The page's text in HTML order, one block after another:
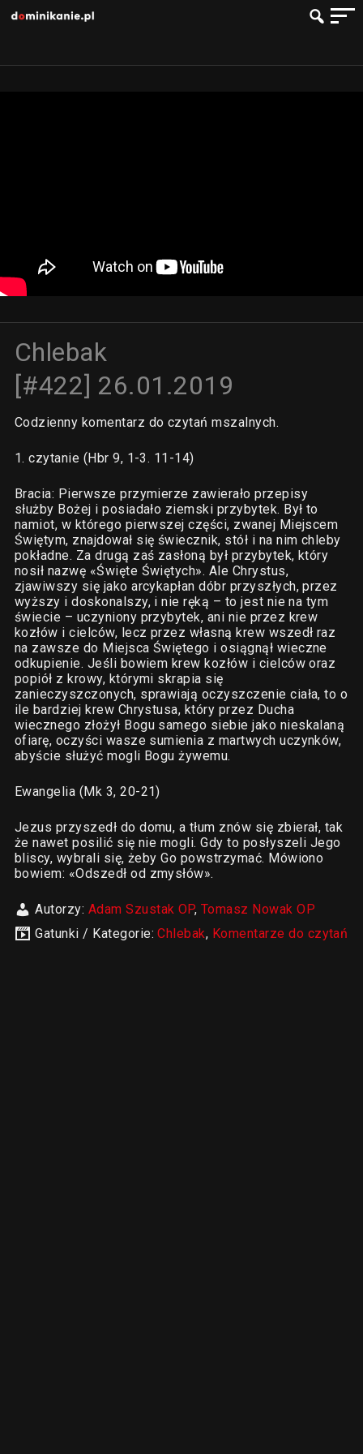
Chlebak
[#422] 26.01.2019
Codzienny komentarz do czytań mszalnych.
1. czytanie (Hbr 9, 1-3. 11-14)
Bracia: Pierwsze przymierze zawierało przepisy
służby Bożej i posiadało ziemski przybytek. Był to
namiot, w którego pierwszej części, zwanej Miejscem
Świętym, znajdował się świecznik, stół i na nim chleby
pokładne. Za drugą zaś zasłoną był przybytek, który
nosił nazwę «Święte Świętych». Ale Chrystus,
zjawiwszy się jako arcykapłan dóbr przyszłych, przez
wyższy i doskonalszy, i nie ręką – to jest nie na tym
świecie – uczyniony przybytek, ani nie przez krew
kozłów i cielców, lecz przez własną krew wszedł raz
na zawsze do Miejsca Świętego i osiągnął wieczne
odkupienie. Jeśli bowiem krew kozłów i cielców oraz
popiół z krowy, którymi skrapia się
zanieczyszczonych, sprawiają oczyszczenie ciała, to o
ile bardziej krew Chrystusa, który przez Ducha
wiecznego złożył Bogu samego siebie jako nieskalaną
ofiarę, oczyści wasze sumienia z martwych uczynków,
abyście służyć mogli Bogu żywemu.
Ewangelia (Mk 3, 20-21)
Jezus przyszedł do domu, a tłum znów się zbierał, tak
że nawet posilić się nie mogli. Gdy to posłyszeli Jego
bliscy, wybrali się, żeby Go powstrzymać. Mówiono
bowiem: «Odszedł od zmysłów».
Autorzy: Adam Szustak OP, Tomasz Nowak OP
Gatunki / Kategorie:Chlebak, Komentarze do czytań